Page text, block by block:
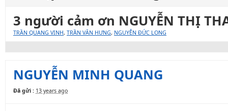
3 người cảm ơn NGUYỄN THỊ
TRẦN QUANG VINH, TRẦN VĂN HƯNG, NGUYỄN ĐỨC LONG
NGUYỄN MINH QUANG
Đã gửi : 13 years ago